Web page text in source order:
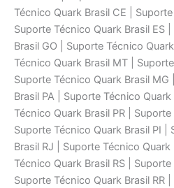
Técnico Quark Brasil CE | Suporte
Suporte Técnico Quark Brasil ES
Brasil GO | Suporte Técnico
Técnico Quark Brasil MT |
Suporte Técnico Quark Brasil
Brasil PA | Suporte Técnico
Técnico Quark Brasil PR | Suporte
Suporte Técnico Quark Brasil PI |
Brasil RJ | Suporte Técnico
Técnico Quark Brasil RS | Suporte
Suporte Técnico Quark Brasil RR